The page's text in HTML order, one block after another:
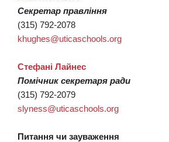
Секретар правління
(315) 792-2078
khughes@uticaschools.org
Стефані Лайнес
Помічник секретаря ради
(315) 792-2079
slyness@uticaschools.org
Питання чи зауваження